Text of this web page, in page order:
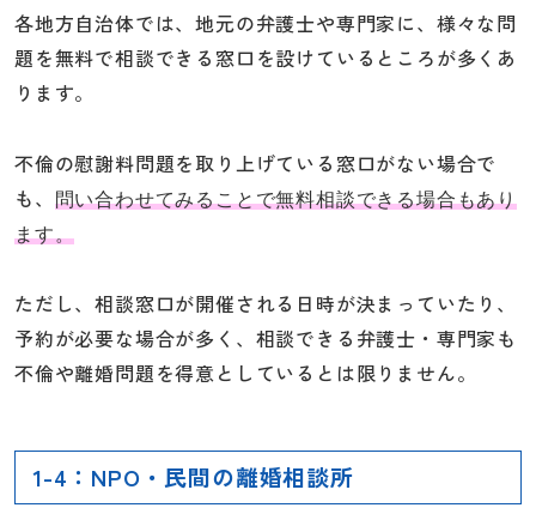
各地方自治体では、地元の弁護士や専門家に、様々な問
題を無料で相談できる窓口を設けているところが多くあ
ります。
不倫の慰謝料問題を取り上げている窓口がない場合で
も、
問い合わせてみることで無料相談できる場合もあり
ます。
ただし、相談窓口が開催される日時が決まっていたり、
予約が必要な場合が多く、相談できる弁護士・専門家も
不倫や離婚問題を得意としているとは限りません。
1-4：NPO・民間の離婚相談所